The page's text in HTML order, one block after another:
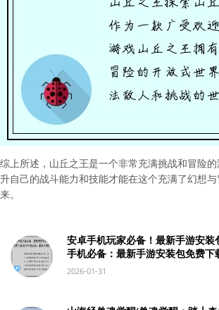
综上所述，山丘之王是一个非常充满挑战和冒险
升自己的战斗能力和技能才能在这个充满了幻想
来。
安卓手机玩家必备！最新手游安装
手机必备：最新手游安装包免费下
2026-01-31